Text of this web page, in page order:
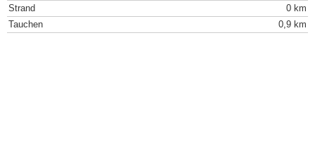
Strand
0 km
Tauchen
0,9 km